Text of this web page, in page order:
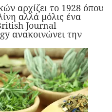
αρχίζει το 1928 όπου
αλλά μόλις ένα
Journal
ανακοινώνει την